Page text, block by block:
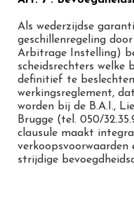
Als wederzijdse
geschillenregeling
Arbitrage Instelling)
scheidsrechters welke
definitief te
werkingsreglement,
worden bij de B.A.I.,
Brugge (tel. 050/
clausule maakt
verkoopsvoorwaarden
strijdige